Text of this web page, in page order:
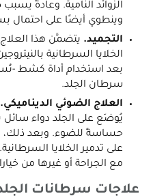
الزوائد النامية. وعادةً
وينطوي أيضًا على احتمال
التجميد. يتضمَّن هذا
الخلايا السرطانية
بعد استخدام أداة كشط -
سرطان الجلد.
العلاج الضوئي الديناميكي.
يُوضَع على الجلد دواء سائل
حساسةً للضوء. وبعد ذلك،
على تدمير الخلايا
مع الجراحة أو غيرها من
علاجات سرطانات